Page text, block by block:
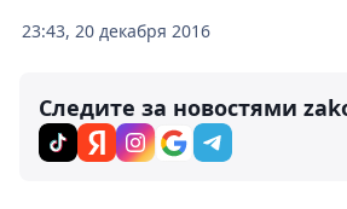
23:43, 20 декабря 2016
Следите за новостями